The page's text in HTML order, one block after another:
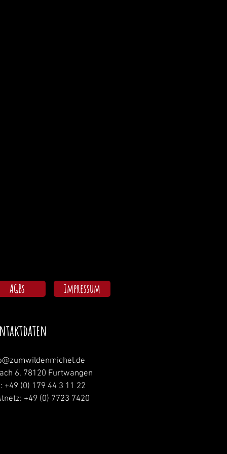
AGBs Impressum
6, 78120 Furtwangen
+49 (0) 179 44 3 11 22
+49 (0) 7723 7420